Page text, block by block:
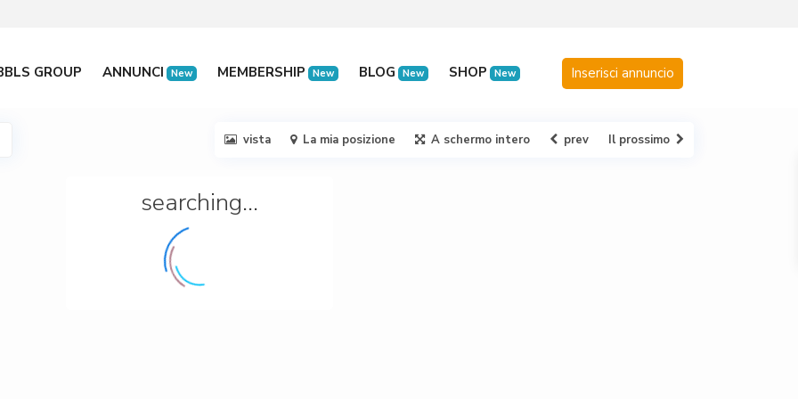
GROUP ANNUNCI New MEMBERSHIP New BLOG New SHOP New
searching...
vista La mia posizione A schermo intero prev Il prossimo